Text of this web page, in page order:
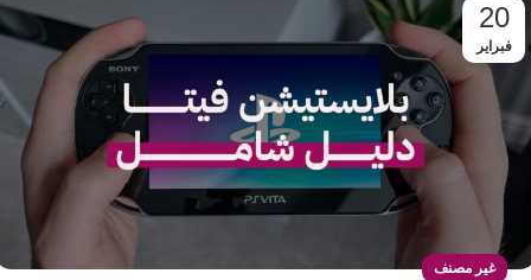
20
فبراير
غير مصنف